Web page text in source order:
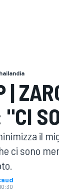
|
il
ci sono